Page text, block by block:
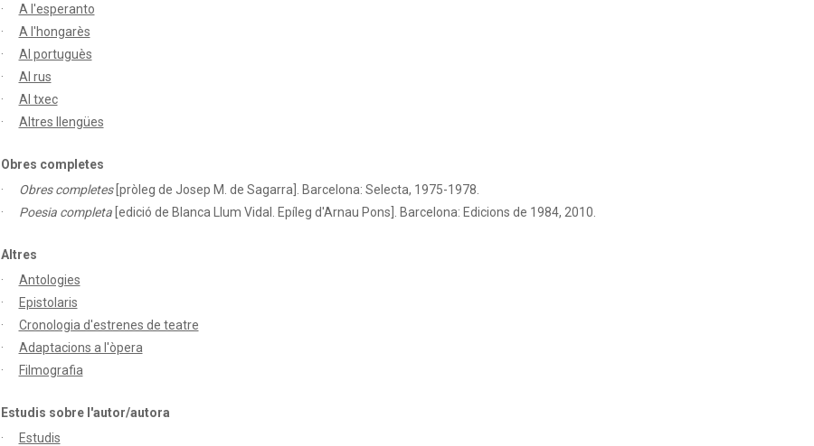
A l'esperanto
A l'hongarès
Al portuguès
Al rus
Al txec
Altres llengües
Obres completes
Obres completes [pròleg de Josep M. de Sagarra]. Barcelona: Selecta, 1975-1978.
Poesia completa [edició de Blanca Llum Vidal. Epíleg d'Arnau Pons]. Barcelona: Edicions de 1984, 2010.
Altres
Antologies
Epistolaris
Cronologia d'estrenes de teatre
Adaptacions a l'òpera
Filmografia
Estudis sobre l'autor/autora
Estudis